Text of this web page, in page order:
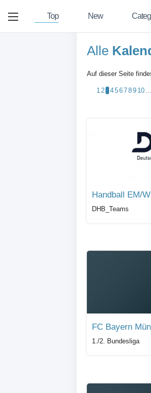
Top New
Alle
Auf dieser Seite
1 23456789 10
Handball EM/
DHB_Teams
FC Bayern
1./2. Bundesliga